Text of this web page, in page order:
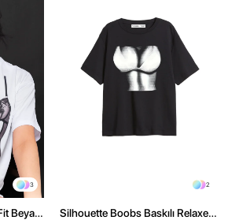
3
Beyaz
2
Silhouette Boobs Baskılı Relaxed